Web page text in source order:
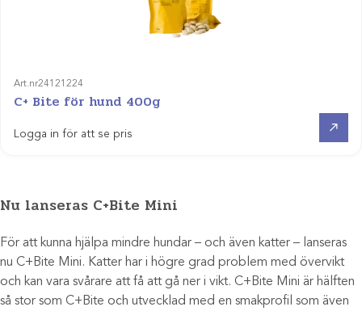
Art.nr24121224
C+ Bite för hund 400g
Logga in för att se pris
Nu lanseras C+Bite Mini
För att kunna hjälpa mindre hundar – och även katter – lanseras
nu C+Bite Mini. Katter har i högre grad problem med övervikt
och kan vara svårare att få att gå ner i vikt. C+Bite Mini är hälften
så stor som C+Bite och utvecklad med en smakprofil som även